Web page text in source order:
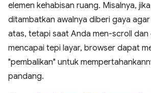
elemen kehabisan ruang. Misalnya,
ditambatkan awalnya diberi gaya
atas, tetapi saat Anda men-scroll
mencapai tepi layar, browser dapat
"pembalikan" untuk
pandang.